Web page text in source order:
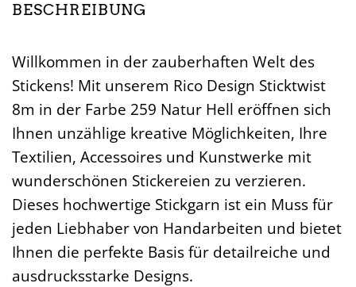
BESCHREIBUNG
Willkommen in der zauberhaften Welt des
Stickens! Mit unserem Rico Design Sticktwist
8m in der Farbe 259 Natur Hell eröffnen sich
Ihnen unzählige kreative Möglichkeiten, Ihre
Textilien, Accessoires und Kunstwerke mit
wunderschönen Stickereien zu verzieren.
Dieses hochwertige Stickgarn ist ein Muss für
jeden Liebhaber von Handarbeiten und bietet
Ihnen die perfekte Basis für detailreiche und
ausdrucksstarke Designs.